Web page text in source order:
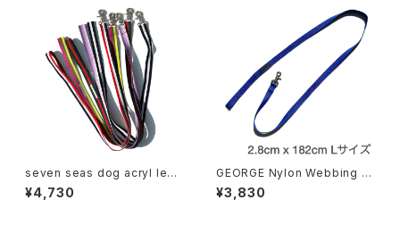
seven seas dog acryl lead
サイズ4 セブンシーズ ドッグ
アクリルリード
¥4,730
GEORGE Nylon Webbing L
ead Lサイズ ジョージ ナイ
ロン ウェビング リード
¥3,830